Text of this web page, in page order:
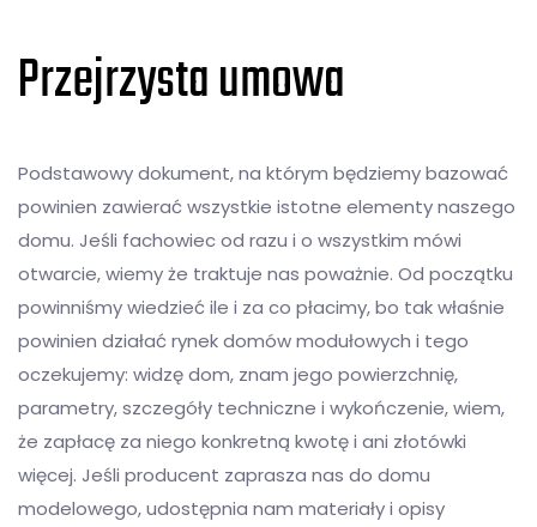
Przejrzysta umowa
Podstawowy dokument, na którym będziemy bazować
powinien zawierać wszystkie istotne elementy naszego
domu. Jeśli fachowiec od razu i o wszystkim mówi
otwarcie, wiemy że traktuje nas poważnie. Od początku
powinniśmy wiedzieć ile i za co płacimy, bo tak właśnie
powinien działać rynek domów modułowych i tego
oczekujemy: widzę dom, znam jego powierzchnię,
parametry, szczegóły techniczne i wykończenie, wiem,
że zapłacę za niego konkretną kwotę i ani złotówki
więcej. Jeśli producent zaprasza nas do domu
modelowego, udostępnia nam materiały i opisy